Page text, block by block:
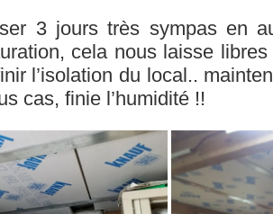
3 jours très sympas en
cela nous laisse
l’isolation du local..
cas, finie l’humidité !!